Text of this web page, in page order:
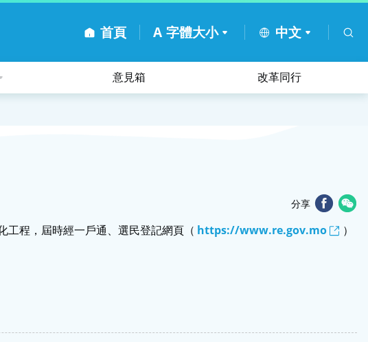
首頁 A 字體大小 中文
意見箱 改革同行
分享
工程，屆時經一戶通、選民登記網頁（ https://www.re.gov.mo
）